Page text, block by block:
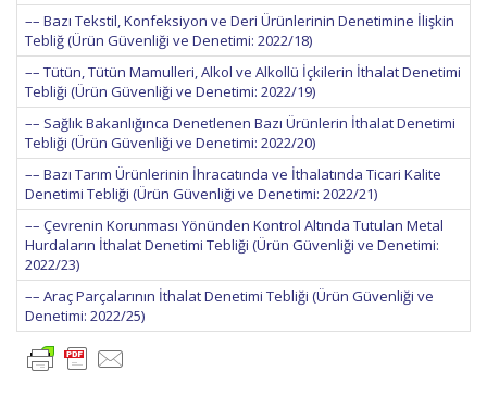
–– Bazı Tekstil, Konfeksiyon ve Deri Ürünlerinin Denetimine İlişkin
Tebliğ (Ürün Güvenliği ve Denetimi: 2022/18)
–– Tütün, Tütün Mamulleri, Alkol ve Alkollü İçkilerin İthalat Denetimi
Tebliği (Ürün Güvenliği ve Denetimi: 2022/19)
–– Sağlık Bakanlığınca Denetlenen Bazı Ürünlerin İthalat Denetimi
Tebliği (Ürün Güvenliği ve Denetimi: 2022/20)
–– Bazı Tarım Ürünlerinin İhracatında ve İthalatında Ticari Kalite
Denetimi Tebliği (Ürün Güvenliği ve Denetimi: 2022/21)
–– Çevrenin Korunması Yönünden Kontrol Altında Tutulan Metal
Hurdaların İthalat Denetimi Tebliği (Ürün Güvenliği ve Denetimi:
2022/23)
–– Araç Parçalarının İthalat Denetimi Tebliği (Ürün Güvenliği ve
Denetimi: 2022/25)